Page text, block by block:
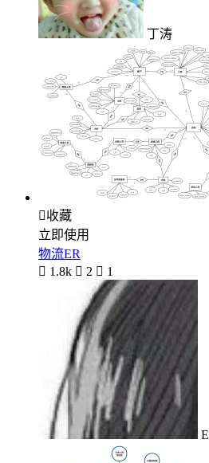
丁涛
收藏
立即使用
物流ER
 1.8k  2  1